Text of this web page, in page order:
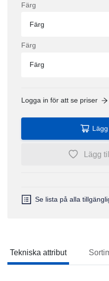
Färg
Färg
Färg
Färg
Logga in för att se priser
Lägg
Se lista på alla
Tekniska attribut